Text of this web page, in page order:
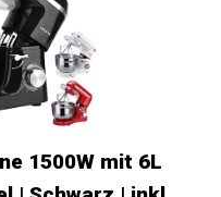
1500W mit 6L